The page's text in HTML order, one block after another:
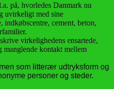
på, hvorledes Danmark nu
uvirkeligt med sine
indkøbscentre, cement, beton,
virkelighedens ensartede,
manglende kontakt mellem
som litterær udtryksform og
personer og steder.